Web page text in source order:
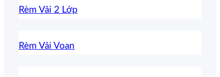
Rèm Vải 2 Lớp
Rèm Vải Voan